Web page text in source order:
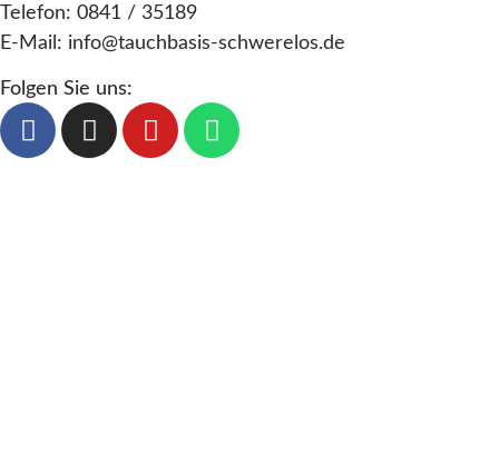
Telefon: 0841 / 35189
E-Mail: info@tauchbasis-schwerelos.de
Folgen Sie uns: